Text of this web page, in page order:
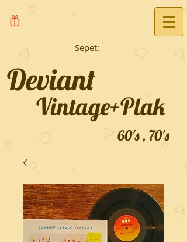
Sepet:
Vintage+Plak
Deviant
60's , 70's